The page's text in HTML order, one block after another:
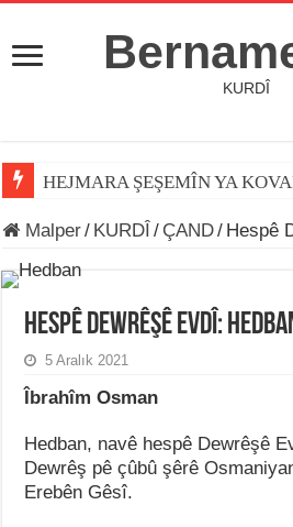
KURDÎ
HEJMARA ŞEŞEMÎN YA
Malper/ KURDÎ / ÇAND/ Hespê
Hespê Dewrêşê Evdî:
5 Aralık 2021
Îbrahîm Osman
Hedban, navê hespê Dewrêşê
Dewrêş pê çûbû şêrê
Erebên Gêsî.